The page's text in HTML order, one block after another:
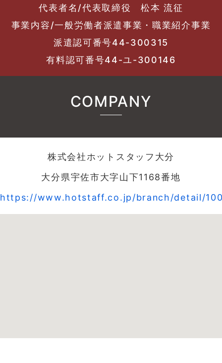
代表者名/代表取締役 松本 流征
事業内容/一般労働者派遣事業・職業紹介事業
派遣認可番号44-300315
有料認可番号44-ユ-300146
COMPANY
株式会社ホットスタッフ大分
大分県宇佐市大字山下1168番地
https://www.hotstaff.co.jp/branch/detail/